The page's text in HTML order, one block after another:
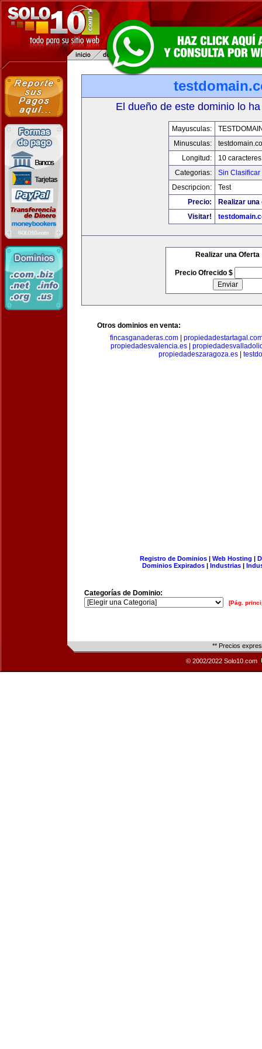
El dueño de este dominio lo
Mayusculas:
Minusculas:
Longitud:
10 caracteres
Categorias:
Sin Clasificar
Descripcion:
Test
Precio:
Realizar
Visitar!
Realizar una Oferta
Precio Ofrecido $
Otros dominios en venta:
fincasganaderas.com|
propiedadesvalencia.es|
propiedadeszaragoza.es|
Registro de Dominios| Web Hosting |
Dominios Expirados | Industrias |
Categorías de Dominio:
[Pág.
** Precios
© 2002/2022 Solo10.com